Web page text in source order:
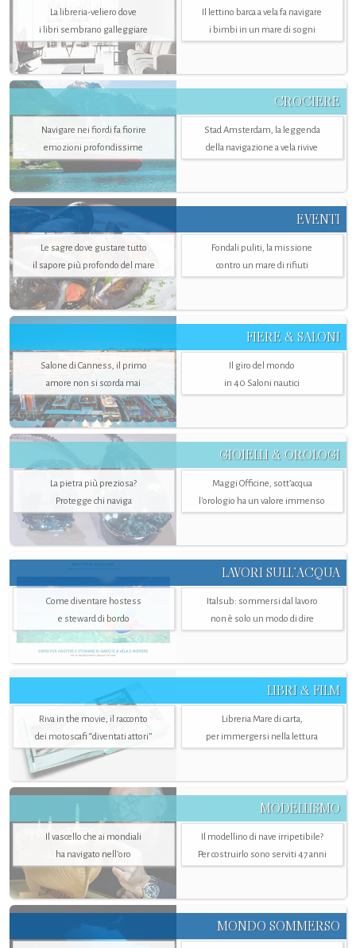
La libreria-veliero dove
i libri sembrano galleggiare
Il lettino barca a vela fa navigare
i bimbi in un mare di sogni
CROCIERE
Navigare nei fiordi fa fiorire
emozioni profondissime
Stad Amsterdam, la leggenda
della navigazione a vela rivive
EVENTI
Le sagre dove gustare tutto
il sapore più profondo del mare
Fondali puliti, la missione
contro un mare di rifiuti
FIERE & SALONI
Salone di Canness, il primo
amore non si scorda mai
Il giro del mondo
in 40 Saloni nautici
GIOIELLI & OROLOGI
La pietra più preziosa?
Protegge chi naviga
Maggi Officine, sott’acqua
l'orologio ha un valore immenso
LAVORI SULL’ACQUA
Come diventare hostess
e steward di bordo
Italsub: sommersi dal lavoro
non è solo un modo di dire
LIBRI & FILM
Riva in the movie, il racconto
dei motoscafi “diventati attori”
Libreria Mare di carta,
per immergersi nella lettura
MODELLISMO
Il vascello che ai mondiali
ha navigato nell’oro
Il modellino di nave irripetibile?
Per costruirlo sono serviti 47 anni
MONDO SOMMERSO